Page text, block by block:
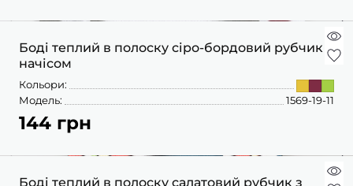
Боді теплий в полоску сіро-бордовий рубчик з
начісом
Кольори:
Модель:
1569-19-11
144 грн
Боді теплий в полоску салатовий рубчик з